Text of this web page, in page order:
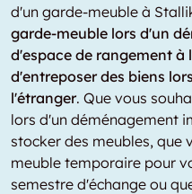
d'un garde-meuble à
garde-meuble lors d'un
d'espace de rangement à
d'entreposer des biens
l'étranger. Que vous
lors d'un déménagement
stocker des meubles, que
meuble temporaire pour
semestre d'échange ou